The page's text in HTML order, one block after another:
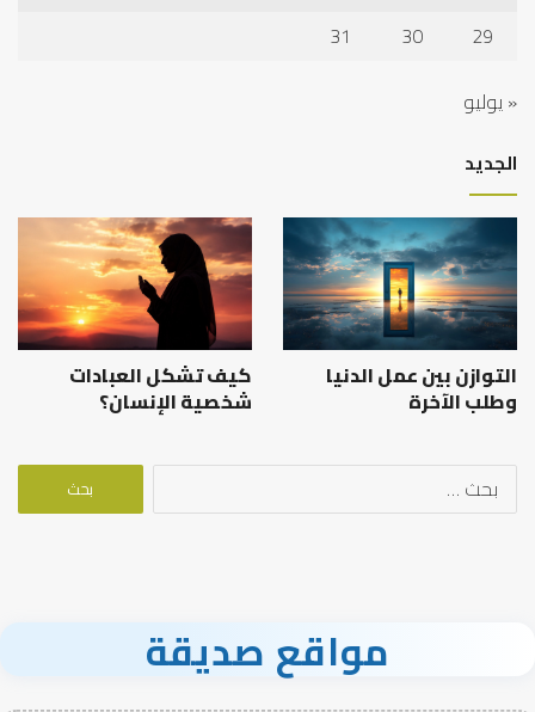
29
30
31
« يوليو
الجديد
التوازن بين عمل الدنيا
وطلب الآخرة
كيف تشكل العبادات
شخصية الإنسان؟
البحث
مواقع صديقة